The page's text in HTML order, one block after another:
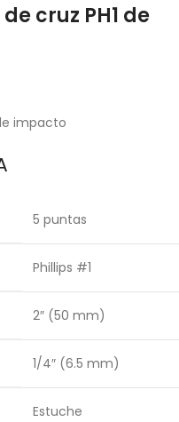
cruz PH1 de
impacto
5 puntas
Phillips #1
2″ (50 mm)
1/4″ (6.5 mm)
Estuche